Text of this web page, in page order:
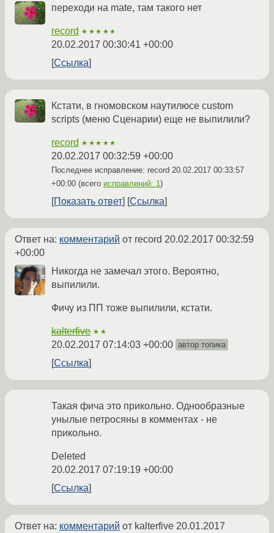
переходи на mate, там такого нет
record ★★★★★
20.02.2017 00:30:41 +00:00
Ссылка
Кстати, в гномовском наутилюсе custom
scripts (меню Сценарии) еще не выпилили?
record ★★★★★
20.02.2017 00:32:59 +00:00
Последнее исправление: record 20.02.2017 00:33:57
+00:00 (всего исправлений: 1)
Показать ответ Ссылка
Ответ на: комментарий от record 20.02.2017 00:32:59
+00:00
Никогда не замечал этого. Вероятно,
выпилили.
Фичу из ПП тоже выпилили, кстати.
kalterfive ★★
20.02.2017 07:14:03 +00:00 автор топика
Ссылка
Такая фича это прикольно. Однообразные
унылые петросяны в комментах - не
прикольно.
Deleted
20.02.2017 07:19:19 +00:00
Ссылка
Ответ на: комментарий от kalterfive 20.01.2017